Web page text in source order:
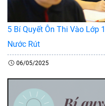
5 Bí Quyết Ôn Thi Vào Lớp
Nước Rút
06/05/2025